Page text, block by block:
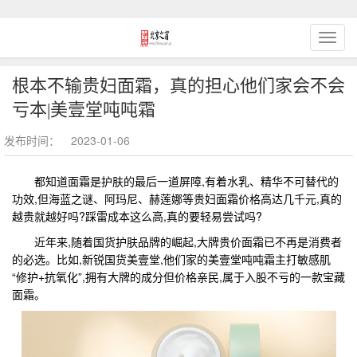
根本不输贵妇面霜，真的担心他们家会不会
亏本|美壹堂吨吨霜
发布时间： 2023-01-06
​都知道面霜是护肤的最后一道屏障,有着水乳、精华不可替代的
功效,但海蓝之谜、阿玛尼、赫莲娜等贵妇面霜价格高达几千元,真的
越贵就越好吗?踩雷成本这么高,真的要轻易尝试吗?
近年来,随着国货护肤品牌的崛起,大牌贵价面霜已不再是消费者
的必选。比如,新锐国货美壹堂,他们家的美壹堂吨吨霜主打敏感肌
“修护+抗氧化”,拥有大牌的成分但价格亲民,属于入股不亏的一款宝藏
面霜。